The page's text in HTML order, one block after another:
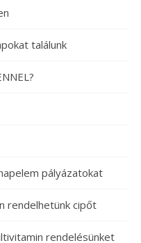
találunk
pályázatokat
rendelhetünk cipőt
rendelésünket